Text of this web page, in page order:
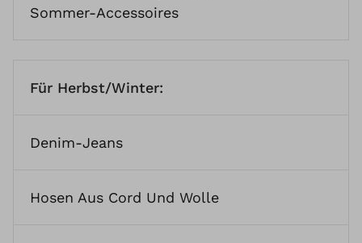
Sommer-Accessoires
Für Herbst/Winter:
Denim-Jeans
Hosen Aus Cord Und Wolle